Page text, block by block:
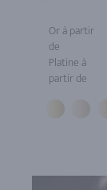
Or à partir
de
Platine à
partir de